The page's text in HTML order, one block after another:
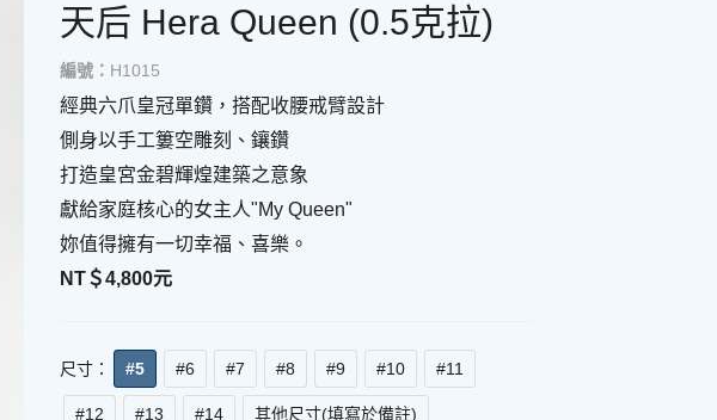
天后 Hera Queen (0.5克拉)
編號： H1015
經典六爪皇冠單鑽，搭配收腰戒臂設計
側身以手工簍空雕刻、鑲鑽
打造皇宮金碧輝煌建築之意象
獻給家庭核心的女主人"My Queen"
妳值得擁有一切幸福、喜樂。
NT＄4,800元
尺寸： #5 #6 #7 #8 #9 #10 #11
#12 #13 #14 其他尺寸(填寫於備註)